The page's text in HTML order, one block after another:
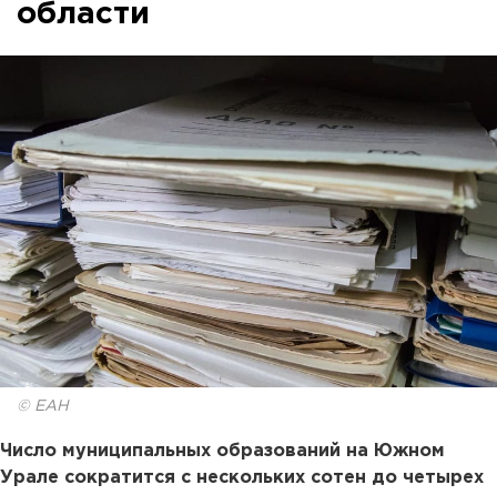
области
© ЕАН
Число муниципальных образований на Южном
Урале сократится с нескольких сотен до четырех